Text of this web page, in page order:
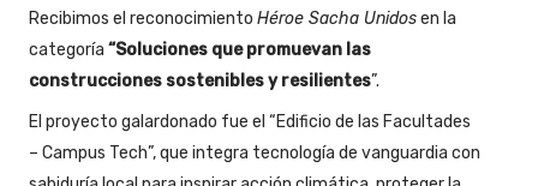
Recibimos el reconocimiento Héroe Sacha Unidosen la
categoría “Soluciones que promuevan las
construcciones sostenibles y resilientes”.
El proyecto galardonado fue el “Edificio de las Facultades
– Campus Tech”, que integra tecnología de vanguardia con